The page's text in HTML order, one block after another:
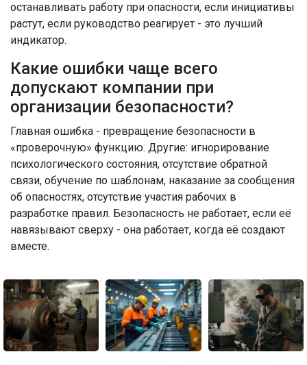
останавливать работу при опасности, если инициативы
растут, если руководство реагирует - это лучший
индикатор.
Какие ошибки чаще всего
допускают компании при
организации безопасности?
Главная ошибка - превращение безопасности в
«проверочную» функцию. Другие: игнорирование
психологического состояния, отсутствие обратной
связи, обучение по шаблонам, наказание за сообщения
об опасностях, отсутствие участия рабочих в
разработке правил. Безопасность не работает, если её
навязывают сверху - она работает, когда её создают
вместе.